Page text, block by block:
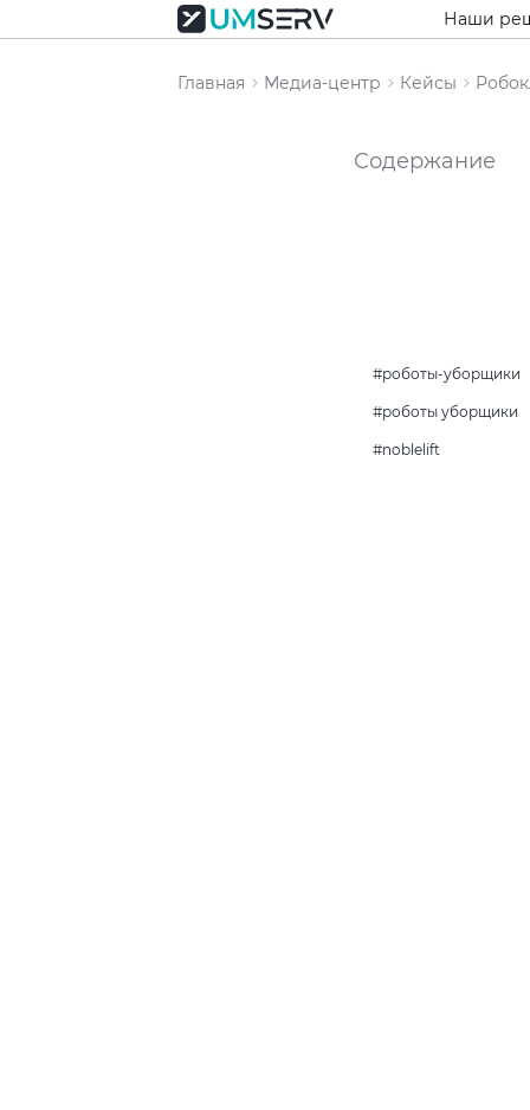
Наши
Главная Медиа-центр Кейсы
Содержание
роботы-уборщики
роботы уборщики
noblelift